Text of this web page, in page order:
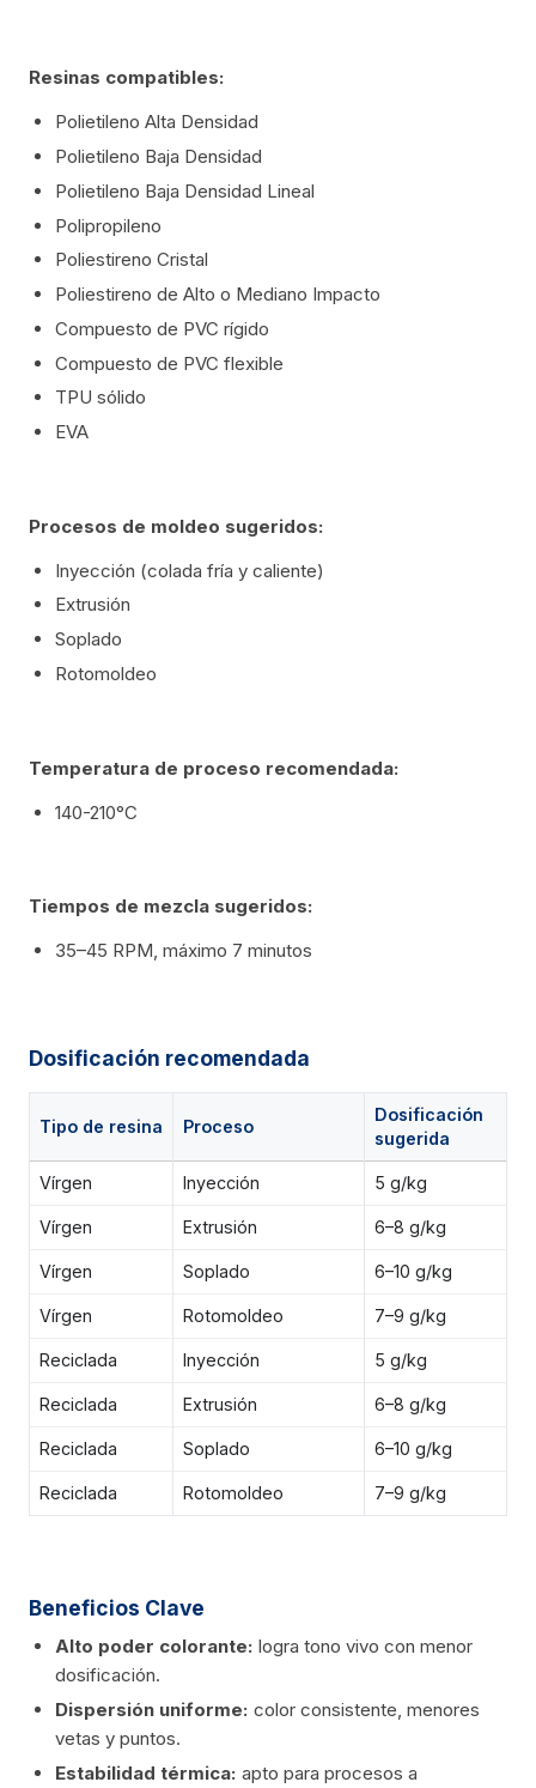
Resinas compatibles:
Polietileno Alta Densidad
Polietileno Baja Densidad
Polietileno Baja Densidad Lineal
Polipropileno
Poliestireno Cristal
Poliestireno de Alto o Mediano Impacto
Compuesto de PVC rígido
Compuesto de PVC flexible
TPU sólido
EVA
Procesos de moldeo sugeridos:
Inyección (colada fría y caliente)
Extrusión
Soplado
Rotomoldeo
Temperatura de proceso recomendada:
140-210°C
Tiempos de mezcla sugeridos:
35–45 RPM, máximo 7 minutos
Dosificación recomendada
Tipo de resina Proceso
Dosificación
sugerida
Vírgen Inyección 5 g/kg
Vírgen Extrusión 6–8 g/kg
Vírgen Soplado 6–10 g/kg
Vírgen Rotomoldeo 7–9 g/kg
Reciclada Inyección 5 g/kg
Reciclada Extrusión 6–8 g/kg
Reciclada Soplado 6–10 g/kg
Reciclada Rotomoldeo 7–9 g/kg
Beneficios Clave
Alto poder colorante: logra tono vivo con menor
dosificación.
Dispersión uniforme: color consistente, menores
vetas y puntos.
Estabilidad térmica: apto para procesos a